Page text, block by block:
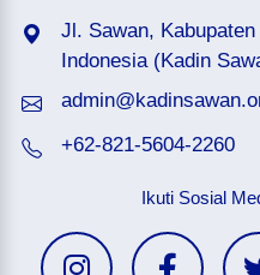
Jl. Sawan,
Indonesia (Kadin
+62-821-5604-2260
Ikuti Sosial